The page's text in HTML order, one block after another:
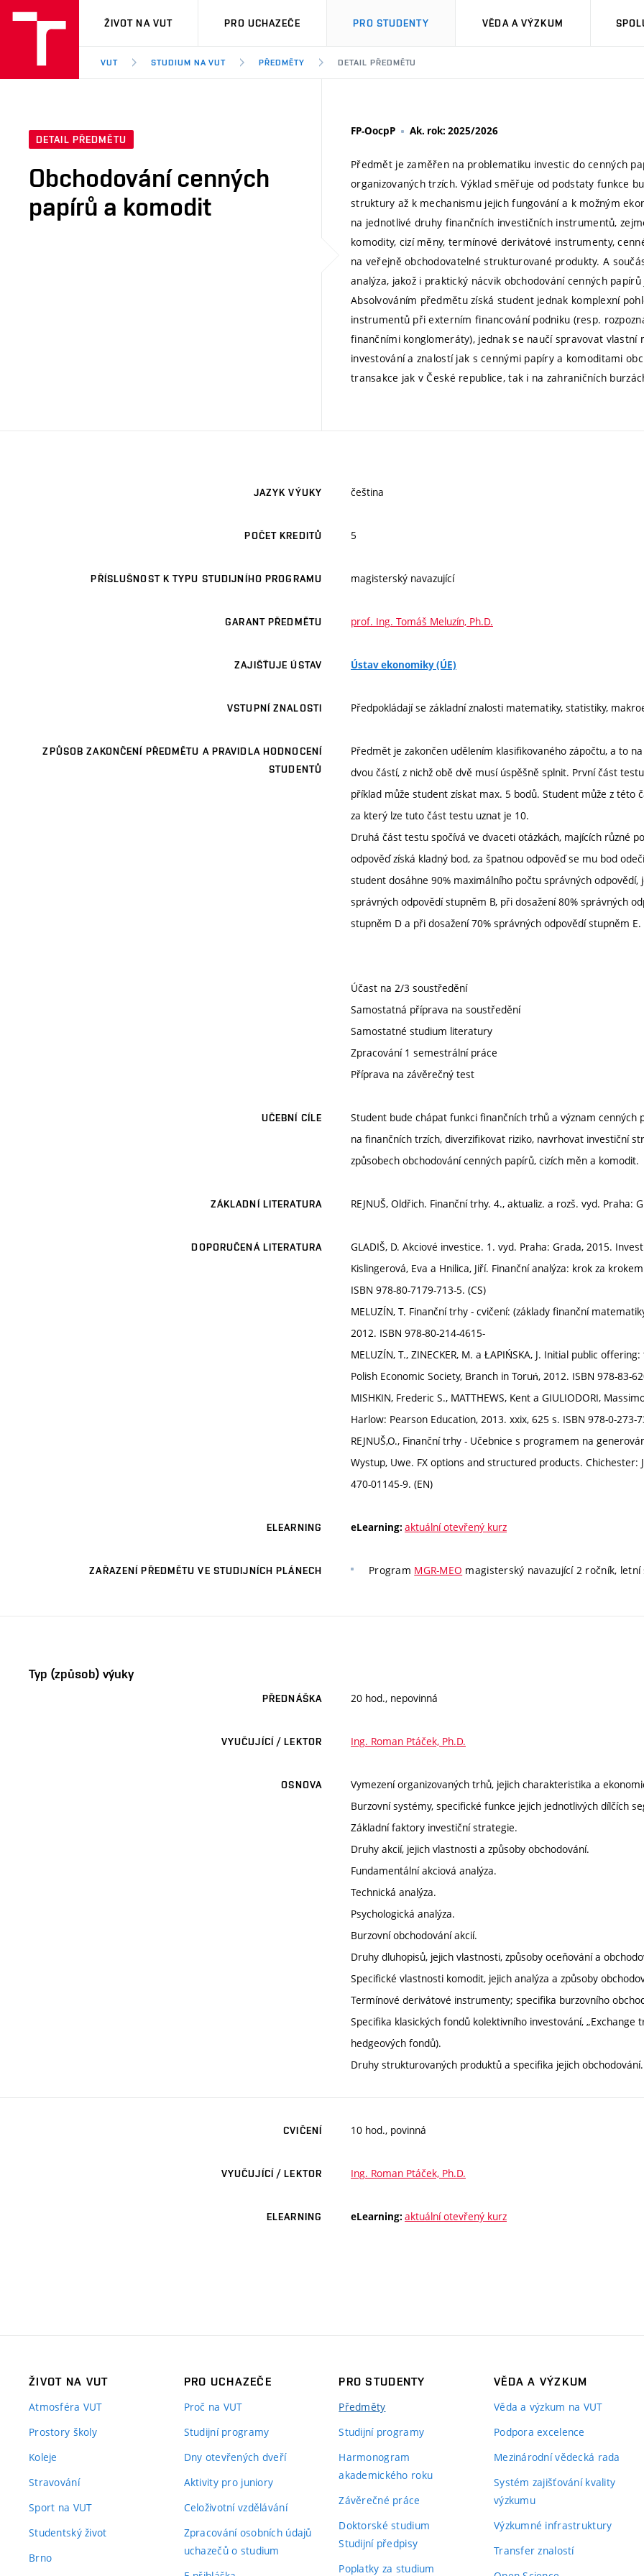
VUT
ŽIVOT NA VUT PRO UCHAZEČE PRO STUDENTY VĚDA A VÝZKUM
VUT STUDIUM NA VUT PŘEDMĚTY DETAIL PŘEDMĚTU
DETAIL PŘEDMĚTU
Obchodování cenných
papírů a komodit
FP-OocpP Ak. rok: 2025/2026
Předmět je zaměřen na problematiku investic do cenných
organizovaných trzích. Výklad směřuje od podstaty funkce
struktury až k mechanismu jejich fungování a k možným
na jednotlivé druhy finančních investičních instrumentů,
komodity, cizí měny, termínové derivátové instrumenty,
na veřejně obchodovatelné strukturované produkty. A
analýza, jakož i praktický nácvik obchodování cenných
Absolvováním předmětu získá student jednak komplexní
instrumentů při externím financování podniku (resp.
finančními konglomeráty), jednak se naučí spravovat
investování a znalostí jak s cennými papíry a komoditami
transakce jak v České republice, tak i na zahraničních
JAZYK VÝUKY čeština
POČET KREDITŮ 5
PŘÍSLUŠNOST K TYPU STUDIJNÍHO PROGRAMU magisterský navazující
GARANT PŘEDMĚTU prof. Ing. Tomáš Meluzín, Ph.D.
ZAJIŠŤUJE ÚSTAV Ústav ekonomiky (ÚE)
VSTUPNÍ ZNALOSTI Předpokládají se základní znalosti matematiky, statistiky,
ZPŮSOB ZAKONČENÍ PŘEDMĚTU A PRAVIDLA HODNOCENÍ
STUDENTŮ
Předmět je zakončen udělením klasifikovaného zápočtu, a to
dvou částí, z nichž obě dvě musí úspěšně splnit. První část
příklad může student získat max. 5 bodů. Student může z
za který lze tuto část testu uznat je 10.
Druhá část testu spočívá ve dvaceti otázkách, majících různé
odpověď získá kladný bod, za špatnou odpověď se mu bod
student dosáhne 90% maximálního počtu správných
správných odpovědí stupněm B, při dosažení 80% správných
stupněm D a při dosažení 70% správných odpovědí stupněm E.
Účast na 2/3 soustředění
Samostatná příprava na soustředění
Samostatné studium literatury
Zpracování 1 semestrální práce
Příprava na závěrečný test
UČEBNÍ CÍLE
Student bude chápat funkci finančních trhů a význam
na finančních trzích, diverzifikovat riziko, navrhovat investiční
způsobech obchodování cenných papírů, cizích měn a komodit.
ZÁKLADNÍ LITERATURA REJNUŠ, Oldřich. Finanční trhy. 4., aktualiz. a rozš. vyd. Praha:
DOPORUČENÁ LITERATURA
GLADIŠ, D. Akciové investice. 1. vyd. Praha: Grada, 2015.
Kislingerová, Eva a Hnilica, Jiří. Finanční analýza: krok za
ISBN 978-80-7179-713-5. (CS)
MELUZÍN, T. Finanční trhy - cvičení: (základy finanční
2012. ISBN 978-80-214-4615-
MELUZÍN, T., ZINECKER, M. a ŁAPIŃSKA, J. Initial public
Polish Economic Society, Branch in Toruń, 2012. ISBN 978-83-
MISHKIN, Frederic S., MATTHEWS, Kent a GIULIODORI,
Harlow: Pearson Education, 2013. xxix, 625 s. ISBN 978-0-273-
REJNUŠ,O., Finanční trhy - Učebnice s programem na
Wystup, Uwe. FX options and structured products. Chichester:
470-01145-9. (EN)
ELEARNING eLearning: aktuální otevřený kurz
ZAŘAZENÍ PŘEDMĚTU VE STUDIJNÍCH PLÁNECH Program MGR-MEO magisterský navazující 2 ročník,
Typ (způsob) výuky
PŘEDNÁŠKA 20 hod., nepovinná
VYUČUJÍCÍ / LEKTOR Ing. Roman Ptáček, Ph.D.
OSNOVA
Vymezení organizovaných trhů, jejich charakteristika a
Burzovní systémy, specifické funkce jejich jednotlivých dílčích
Základní faktory investiční strategie.
Druhy akcií, jejich vlastnosti a způsoby obchodování.
Fundamentální akciová analýza.
Technická analýza.
Psychologická analýza.
Burzovní obchodování akcií.
Druhy dluhopisů, jejich vlastnosti, způsoby oceňování a
Specifické vlastnosti komodit, jejich analýza a způsoby
Termínové derivátové instrumenty; specifika burzovního
Specifika klasických fondů kolektivního investování,
hedgeových fondů).
Druhy strukturovaných produktů a specifika jejich obchodování.
CVIČENÍ 10 hod., povinná
VYUČUJÍCÍ / LEKTOR Ing. Roman Ptáček, Ph.D.
ELEARNING eLearning: aktuální otevřený kurz
ŽIVOT NA VUT
Atmosféra VUT
Prostory školy
Koleje
Stravování
Sport na VUT
Studentský život
Brno
PRO UCHAZEČE
Proč na VUT
Studijní programy
Dny otevřených dveří
Aktivity pro juniory
Celoživotní vzdělávání
Zpracování osobních údajů
uchazečů o studium
PRO STUDENTY
Předměty
Studijní programy
Harmonogram
akademického roku
Závěrečné práce
Doktorské studium
Studijní předpisy
Poplatky za studium
VĚDA A VÝZKUM
Věda a výzkum na VUT
Podpora excelence
Mezinárodní vědecká rada
Systém zajišťování kvality
výzkumu
Výzkumné infrastruktury
Transfer znalostí